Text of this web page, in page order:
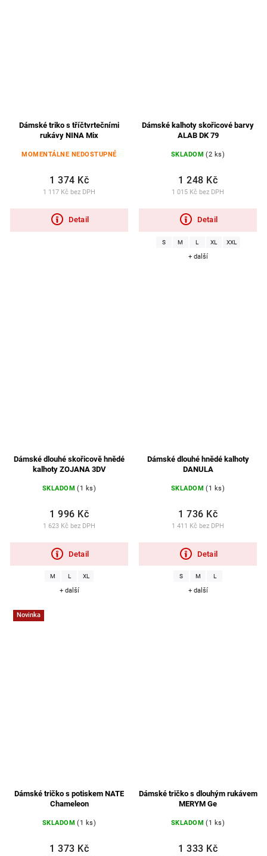
Dámské triko s tříčtvrtečními
rukávy NINA Mix
MOMENTÁLNE NEDOSTUPNÉ
1 117 Kč bez DPH
1 374 Kč
Detail
Dámské kalhoty skořicové barvy
ALAB DK 79
SKLADOM (2 ks)
1 015 Kč bez DPH
1 248 Kč
Detail
S M L XL XXL
+ další
Dámské dlouhé skořicově hnědé
kalhoty ZOJANA 3DV
SKLADOM (1 ks)
1 623 Kč bez DPH
1 996 Kč
Detail
M L XL
+ další
Dámské dlouhé hnědé kalhoty
DANULA
SKLADOM (1 ks)
1 411 Kč bez DPH
1 736 Kč
Detail
S M L
+ další
Novinka
Dámské tričko s potiskem NATE
Chameleon
SKLADOM (1 ks)
1 373 Kč
Dámské tričko s dlouhým rukávem
MERYM Ge
SKLADOM (1 ks)
1 333 Kč